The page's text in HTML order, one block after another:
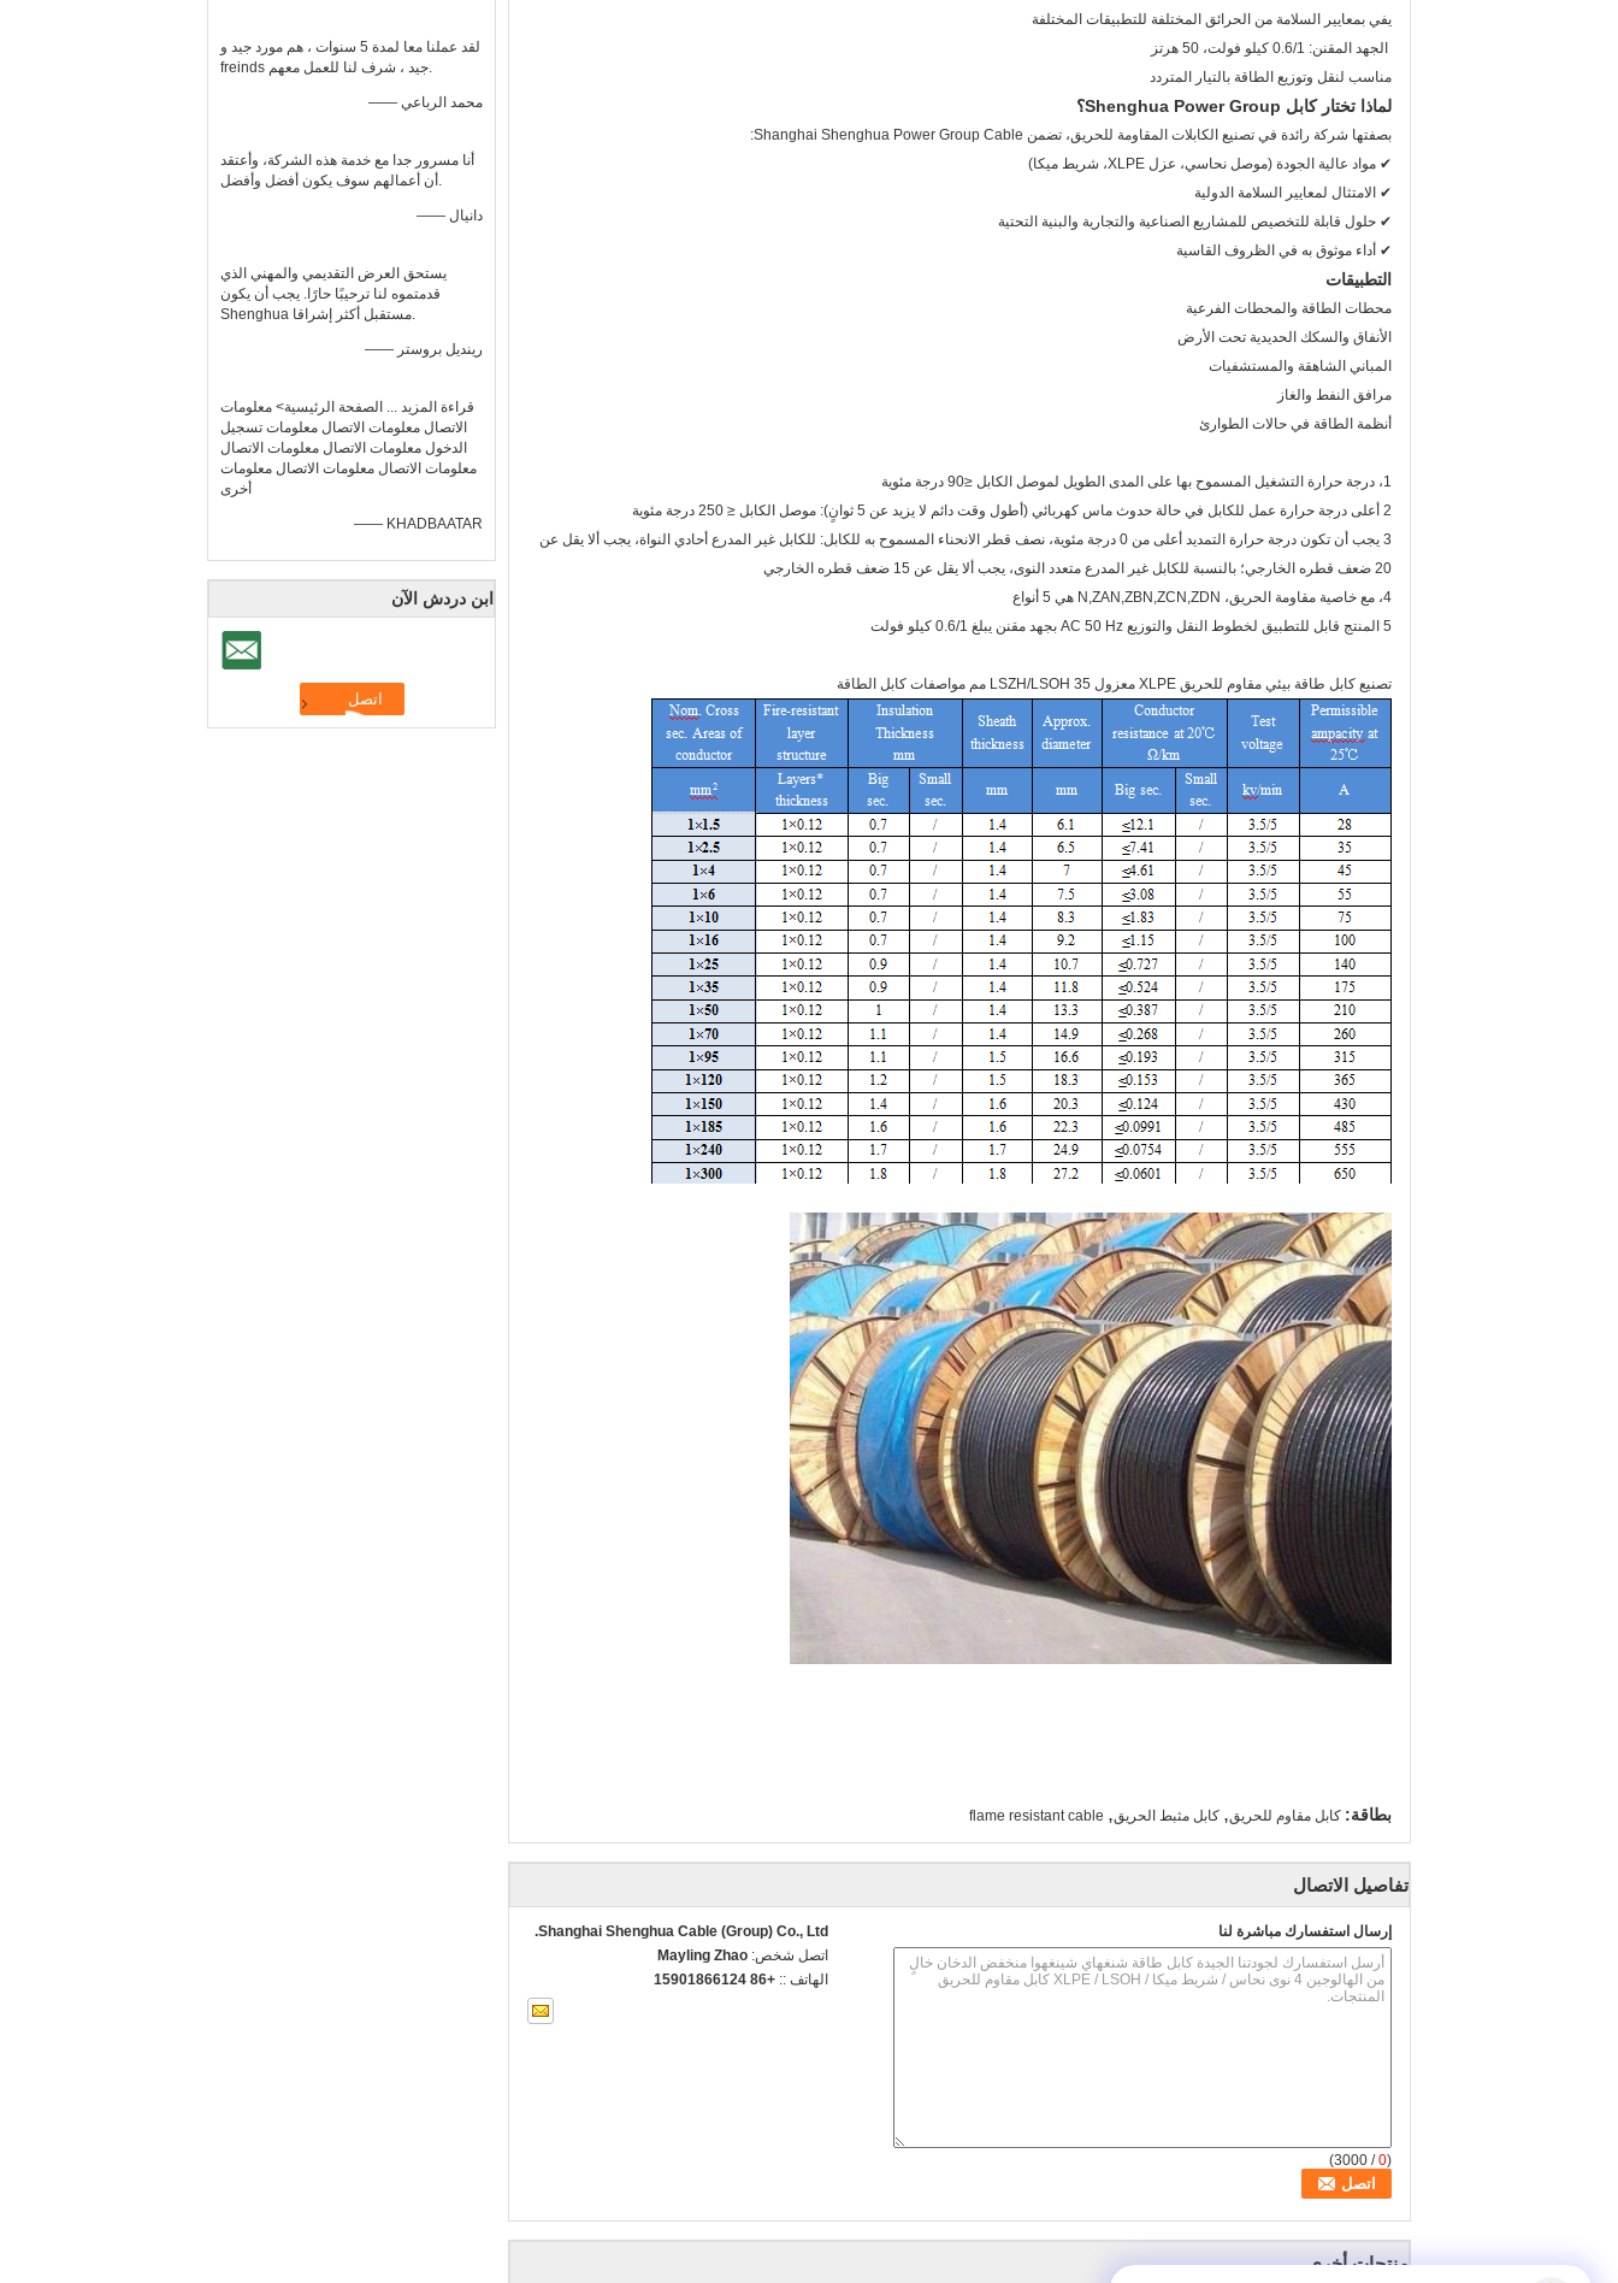
لقد عملنا معا لمدة 5 سنوات ، هم مورد جيد و
freinds جيد ، شرف لنا للعمل معهم.
—— محمد الرباعي
أنا مسرور جدا مع خدمة هذه الشركة، وأعتقد
أن أعمالهم سوف يكون أفضل وأفضل.
—— دانيال
يستحق العرض التقديمي والمهني الذي
قدمتموه لنا ترحيبًا حارًا. يجب أن يكون
Shenghua مستقبل أكثر إشراقا.
—— رينديل بروستر
قراءة المزيد ... الصفحة الرئيسية> معلومات
الاتصال معلومات الاتصال معلومات تسجيل
الدخول معلومات الاتصال معلومات الاتصال
معلومات الاتصال معلومات الاتصال معلومات
أخرى
—— KHADBAATAR
ابن دردش الآن
يفي بمعايير السلامة من الحرائق المختلفة للتطبيقات المختلفة
الجهد المقنن: 0.6/1 كيلو فولت، 50 هرتز
مناسب لنقل وتوزيع الطاقة بالتيار المتردد
لماذا تختار كابل Shenghua Power Group؟
بصفتها شركة رائدة في تصنيع الكابلات المقاومة للحريق، تضمن Shanghai Shenghua Power Group Cable:
✔ مواد عالية الجودة (موصل نحاسي، عزل XLPE، شريط ميكا)
✔ الامتثال لمعايير السلامة الدولية
✔ حلول قابلة للتخصيص للمشاريع الصناعية والتجارية والبنية التحتية
✔ أداء موثوق به في الظروف القاسية
التطبيقات
محطات الطاقة والمحطات الفرعية
الأنفاق والسكك الحديدية تحت الأرض
المباني الشاهقة والمستشفيات
مرافق النفط والغاز
أنظمة الطاقة في حالات الطوارئ
1، درجة حرارة التشغيل المسموح بها على المدى الطويل لموصل الكابل ≤90 درجة مئوية
2 أعلى درجة حرارة عمل للكابل في حالة حدوث ماس كهربائي (أطول وقت دائم لا يزيد عن 5 ثوانٍ): موصل الكابل ≤ 250 درجة مئوية
3 يجب أن تكون درجة حرارة التمديد أعلى من 0 درجة مئوية، نصف قطر الانحناء المسموح به للكابل: للكابل غير المدرع أحادي النواة، يجب ألا يقل عن
20 ضعف قطره الخارجي؛ بالنسبة للكابل غير المدرع متعدد النوى، يجب ألا يقل عن 15 ضعف قطره الخارجي
4، مع خاصية مقاومة الحريق، N,ZAN,ZBN,ZCN,ZDN هي 5 أنواع
5 المنتج قابل للتطبيق لخطوط النقل والتوزيع AC 50 Hz بجهد مقنن يبلغ 0.6/1 كيلو فولت
تصنيع كابل طاقة بيئي مقاوم للحريق XLPE معزول LSZH/LSOH 35 مم مواصفات كابل الطاقة
بطاقة: كابل مقاوم للحريق, كابل مثبط الحريق,
flame resistant cable
تفاصيل الاتصال
Shanghai Shenghua Cable (Group) Co., Ltd.
اتصل شخص: Mayling Zhao
الهاتف :: +86 15901866124
إرسال استفسارك مباشرة لنا
(
0
/ 3000)
منتجات أخرى